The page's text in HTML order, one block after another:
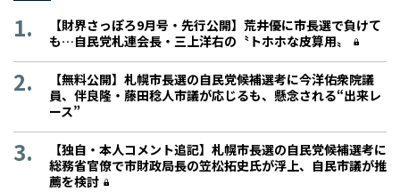
【財界さっぽろ9月号・先行公開】荒井優に市長選で負けて
も…自民党札連会長・三上洋右の〝トホホな皮算用〟
【無料公開】札幌市長選の自民党候補選考に今洋佑衆院議
員、伴良隆・藤田稔人市議が応じるも、懸念される“出来レ
ース”
【独自・本人コメント追記】札幌市長選の自民党候補選考に
総務省官僚で市財政局長の笠松拓史氏が浮上、自民市議が推
薦を検討